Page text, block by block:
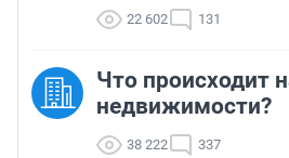
22 602 131
Что происходит
недвижимости?
38 222 337